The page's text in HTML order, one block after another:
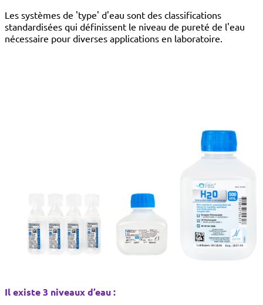
Les systèmes de 'type' d'eau sont des classifications
standardisées qui définissent le niveau de pureté de l'eau
nécessaire pour diverses applications en laboratoire.
Il existe 3 niveaux d’eau :